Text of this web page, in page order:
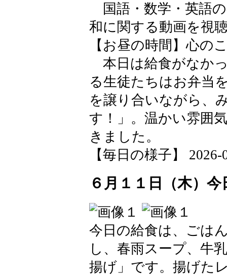
国語・数学・英語
和に関する動画を視
【お昼の時間】心の
本日は給食がなか
る生徒たちはお弁当
を譲り合いながら、
す！」。温かい雰囲
きました。
【毎日の様子】
６月１１日（木）
今日の給食は、ごは
し、春雨スープ、牛
揚げ」です。揚げた